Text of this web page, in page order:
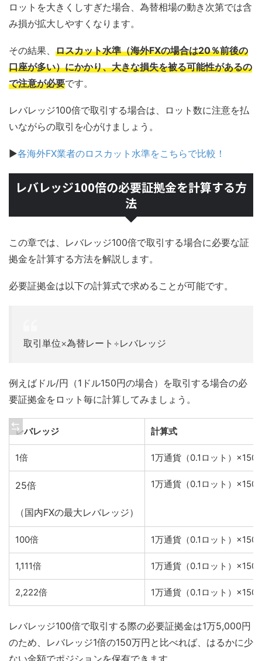
ロットを大きくしすぎた場合、為替相場の動き次第では含
み損が拡大しやすくなります。
その結果、 ロスカット水準（海外FXの場合は20％前後の
口座が多い）にかかり、大きな損失を被る可能性があるの
で注意が必要です。
レバレッジ100倍で取引する場合は、ロット数に注意を払
いながらの取引を心がけましょう。
▶各海外FX業者のロスカット水準をこちらで比較！
レバレッジ100倍の必要証拠金を計算する方
法
この章では、レバレッジ100倍で取引する場合に必要な証
拠金を計算する方法を解説します。
必要証拠金は以下の計算式で求めることが可能です。
取引単位×為替レート÷レバレッジ
例えばドル/円（1ドル150円の場合）を取引する場合の必
要証拠金をロット毎に計算してみましょう。
レバレッジ 計算式
1倍 1万通貨（0.1ロット）×150
25倍
（国内FXの最大レバレッジ）
1万通貨（0.1ロット）×150
100倍 1万通貨（0.1ロット）×150
1,111倍 1万通貨（0.1ロット）×150
2,222倍 1万通貨（0.1ロット）×150
レバレッジ100倍で取引する際の必要証拠金は1万5,000円
のため、レバレッジ1倍の150万円と比べれば、はるかに少
ない金額でポジションを保有できます。